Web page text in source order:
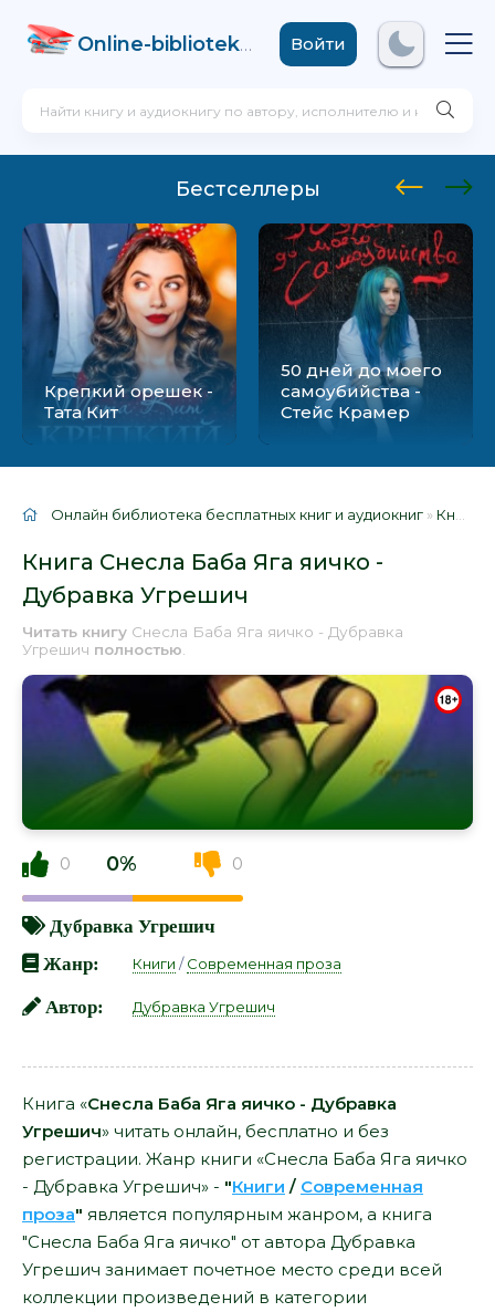
Online-biblioteka .comВойти
Бестселлеры
Крепкий орешек -
Тата Кит
50 дней до моего
самоубийства -
Стейс Крамер
Онлайн библиотека бесплатных книг и аудиокниг » Книги
Книга Снесла Баба Яга яичко -
Дубравка Угрешич
Читать книгу Снесла Баба Яга яичко - Дубравка
Угрешич полностью
0 0% 0
Дубравка Угрешич
Жанр:
Книги /Современная проза
Автор: Дубравка Угрешич
Книга «Снесла Баба Яга яичко - Дубравка
Угрешич» читать онлайн, бесплатно и без
регистрации. Жанр книги «Снесла Баба Яга яичко
- Дубравка Угрешич» - "Книги / Современная
проза" является популярным жанром, а книга
"Снесла Баба Яга яичко" от автора Дубравка
Угрешич занимает почетное место среди всей
коллекции произведений в категории